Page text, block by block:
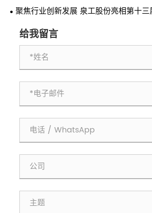
聚焦行业创新发展 泉工股份亮相第十三
给我留言